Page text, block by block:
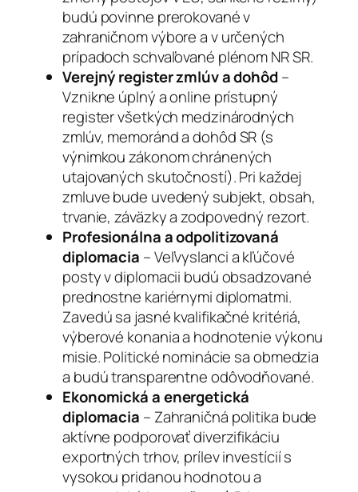
budú povinne prerokované v
zahraničnom výbore a v určených
prípadoch schvaľované plénom NR SR.
Verejný register zmlúv a dohôd–
Vznikne úplný a online prístupný
register všetkých medzinárodných
zmlúv, memoránd a dohôd SR (s
výnimkou zákonom chránených
utajovaných skutočností). Pri každej
zmluve bude uvedený subjekt, obsah,
trvanie, záväzky a zodpovedný rezort.
Profesionálna a odpolitizovaná
diplomacia – Veľvyslanci a kľúčové
posty v diplomacii budú obsadzované
prednostne kariérnymi diplomatmi.
Zavedú sa jasné kvalifikačné kritériá,
výberové konania a hodnotenie výkonu
misie. Politické nominácie sa obmedzia
a budú transparentne odôvodňované.
Ekonomická a energetická
diplomacia – Zahraničná politika bude
aktívne podporovať diverzifikáciu
exportných trhov, prílev investícií s
vysokou pridanou hodnotou a